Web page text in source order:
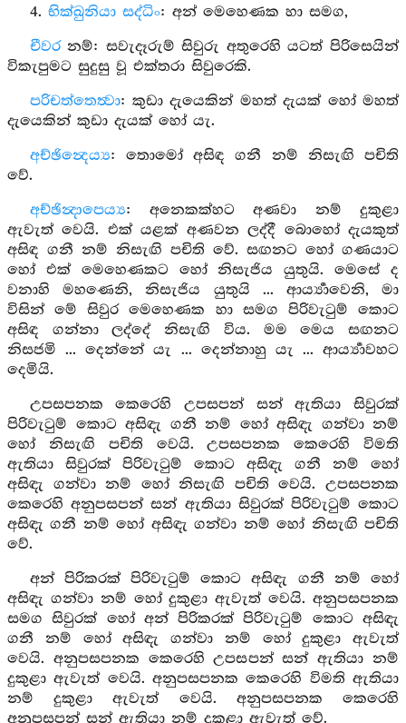
4. භික්ඛුනියා සද්ධිං: අන් මෙහෙණක හා සමග,
චීවරනම්: සවැදෑරුම් සිවුරු අතුරෙහි යටත් පිරිසෙයින්
විකැපුමට සුදුසු වූ එක්තරා සිවුරෙකි.
පරිචත්තෙත්‍වා: කුඩා දැයෙකින් මහත් දැයක් හෝ මහත්
දැයෙකින් කුඩා දැයක් හෝ යැ.
අච්ඡින්‍දෙය්‍ය: තොමෝ අසිඳ ගනී නම් නිසැඟි පචිති
වේ.
අච්ඡින්‍දාපෙය්‍ය: අනෙකක්හට අණවා නම් දුකුළා
ඇවැත් වෙයි. එක් යළක් අණවන ලද්දී බොහෝ දැයකුත්
අසිඳ ගනී නම් නිසැඟි පචිති වේ. සඟනට හෝ ගණයාට
හෝ එක් මෙහෙණකට හෝ නිසැජිය යුතුයි. මෙසේ ද
වනාහි මහණෙනි, නිසැජිය යුතුයි ... ආර්‍ය්‍යාවෙනි, මා
විසින් මේ සිවුර මෙහෙණක හා සමග පිරිවැටුම් කොට
අසිඳ ගන්නා ලද්දේ නිසැඟි විය. මම මෙය සඟනට
නිසජමි ... දෙන්නේ යැ ... දෙන්නාහු යැ ... ආර්‍ය්‍යාවහට
දෙමියි.
උපසපනක කෙරෙහි උපසපන් සන් ඇතියා සිවුරක්
පිරිවැටුම් කොට අසිඳැ ගනී නම් හෝ අසිඳැ ගන්වා නම්
හෝ නිසැඟි පචිති වෙයි. උපසපනක කෙරෙහි විමති
ඇතියා සිවුරක් පිරිවැටුම් කොට අසිඳැ ගනී නම් හෝ
අසිඳැ ගන්වා නම් හෝ නිසැඟි පචිති වෙයි. උපසපනක
කෙරෙහි අනුපසපන් සන් ඇතියා සිවුරක් පිරිවැටුම් කොට
අසිඳැ ගනී නම් හෝ අසිඳැ ගන්වා නම් හෝ නිසැඟි පචිති
වේ.
අන් පිරිකරක් පිරිවැටුම් කොට අසිඳැ ගනී නම් හෝ
අසිඳැ ගන්වා නම් හෝ දුකුළා ඇවැත් වෙයි. අනුපසපනක
සමග සිවුරක් හෝ අන් පිරිකරක් පිරිවැටුම් කොට අසිඳැ
ගනී නම් හෝ අසිඳැ ගන්වා නම් හෝ දුකුළා ඇවැත්
වෙයි. අනුපසපනක කෙරෙහි උපසපන් සන් ඇතියා නම්
දුකුළා ඇවැත් වෙයි. අනුපසපනක කෙරෙහි විමති ඇතියා
නම් දුකුළා ඇවැත් වෙයි. අනුපසපනක කෙරෙහි
අනුපසපන් සන් ඇතියා නම් දුකුළා ඇවැත් වේ.